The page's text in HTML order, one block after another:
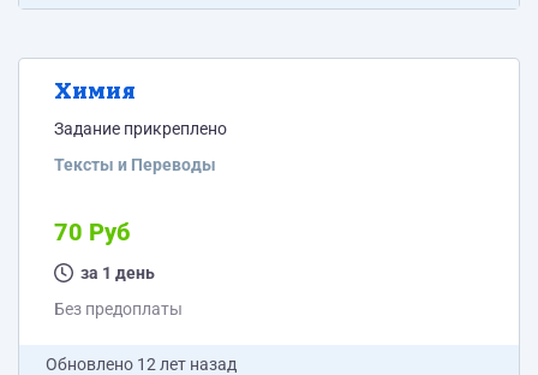
Химия
Задание прикреплено
Тексты и Переводы
70 Руб
за 1 день
Без предоплаты
Обновлено 12 лет назад